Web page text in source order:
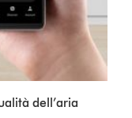
dell’aria